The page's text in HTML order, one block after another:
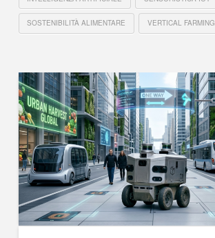
SOSTENIBILITÀ ALIMENTARE VERTICAL FARMING